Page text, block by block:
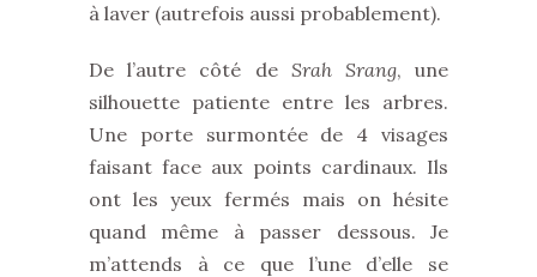
à laver (autrefois aussi probablement).
De l’autre côté de Srah Srang, une
silhouette patiente entre les arbres.
Une porte surmontée de 4 visages
faisant face aux points cardinaux. Ils
ont les yeux fermés mais on hésite
quand même à passer dessous. Je
m’attends à ce que l’une d’elle se